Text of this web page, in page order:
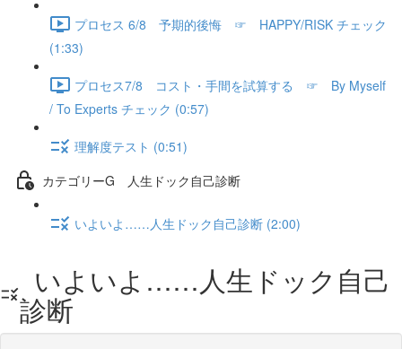
プロセス 6/8 予期的後悔 ☞ HAPPY/RISK チェック
(1:33)
プロセス7/8 コスト・手間を試算する ☞ By Myself
/ To Experts チェック (0:57)
理解度テスト (0:51)
カテゴリーG 人生ドック自己診断
いよいよ……人生ドック自己診断 (2:00)
いよいよ……人生ドック自己
診断